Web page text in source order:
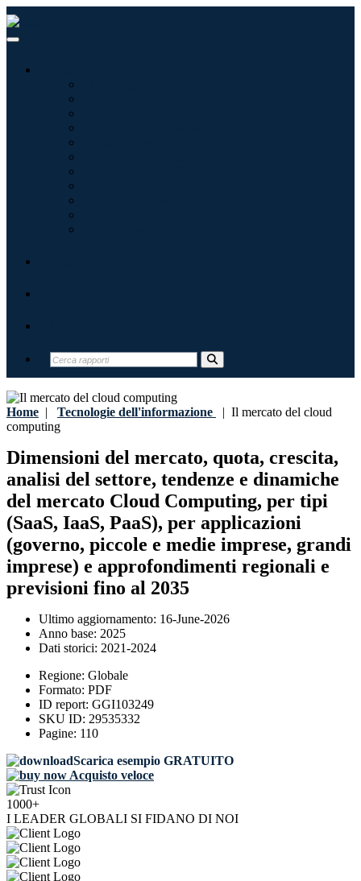
Home | Tecnologie dell'informazione | Il mercato del cloud
computing
Dimensioni del mercato, quota, crescita,
analisi del settore, tendenze e dinamiche
del mercato Cloud Computing, per tipi
(SaaS, IaaS, PaaS), per applicazioni
(governo, piccole e medie imprese, grandi
imprese) e approfondimenti regionali e
previsioni fino al 2035
Ultimo aggiornamento: 16-June-2026
Anno base: 2025
Dati storici: 2021-2024
Regione: Globale
Formato: PDF
ID report: GGI103249
SKU ID: 29535332
Pagine: 110
Scarica esempio GRATUITO
Acquisto veloce
1000+
I LEADER GLOBALI SI FIDANO DI NOI